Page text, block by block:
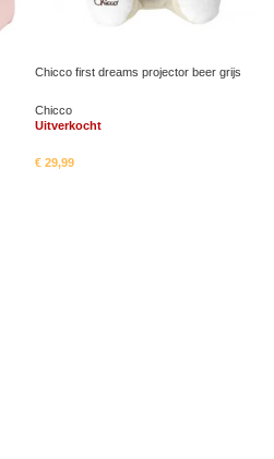
Chicco first dreams projector beer grijs
Chicco
Uitverkocht
€ 29,99